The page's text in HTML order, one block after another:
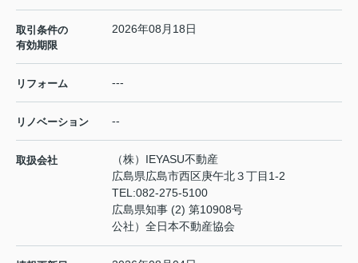
取引条件の
有効期限
2026年08月18日
リフォーム ---
リノベーション --
取扱会社
（株）IEYASU不動産
広島県広島市西区庚午北３丁目1-2
TEL:082-275-5100
広島県知事 (2) 第10908号
公社）全日本不動産協会